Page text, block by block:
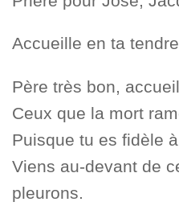
Accueille en ta
Père très bon,
Ceux que la mort
Puisque tu es fidèle
Viens au-devant de
pleurons.